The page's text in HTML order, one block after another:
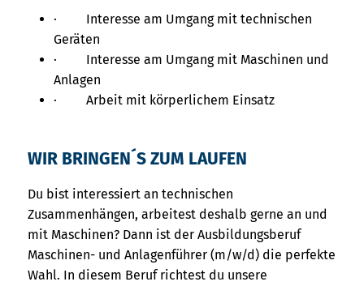
· Interesse am Umgang mit technischen
Geräten
· Interesse am Umgang mit Maschinen und
Anlagen
· Arbeit mit körperlichem Einsatz
WIR BRINGEN´S ZUM LAUFEN
Du bist interessiert an technischen
Zusammenhängen, arbeitest deshalb gerne an und
mit Maschinen? Dann ist der Ausbildungsberuf
Maschinen- und Anlagenführer (m/w/d) die perfekte
Wahl. In diesem Beruf richtest du unsere